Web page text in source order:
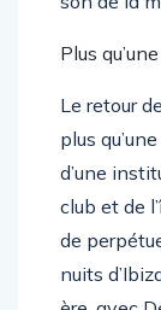
Plus
Le retour de
plus
d’une
club et de
de
nuits